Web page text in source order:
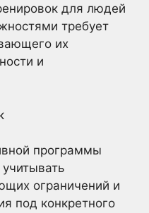
для людей
требует
их
и
программы
ограничений и
под конкретного